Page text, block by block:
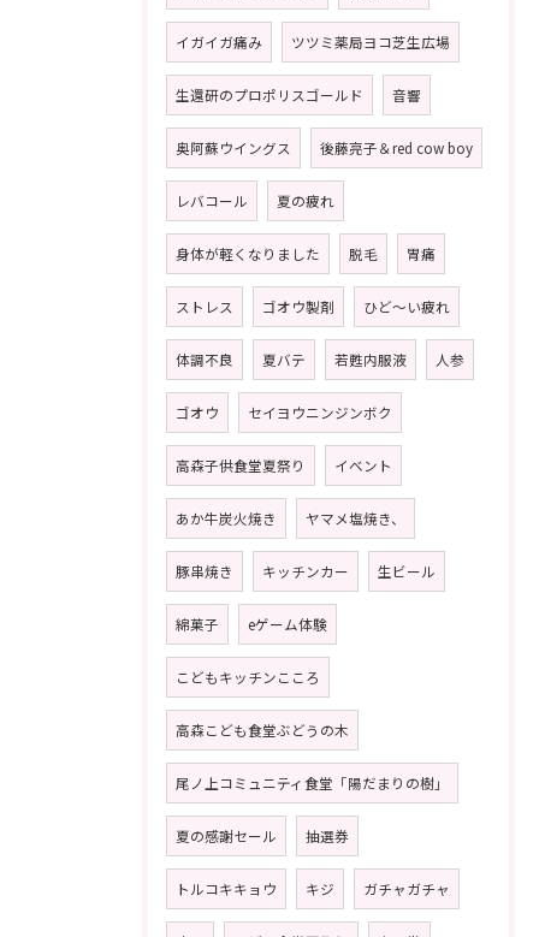
イガイガ痛み ツツミ薬局ヨコ芝生広場
生還研のプロポリスゴールド 音響
奥阿蘇ウイングス 後藤亮子＆red cow boy
レバコール 夏の疲れ
身体が軽くなりました 脱毛 胃痛
ストレス ゴオウ製剤 ひど〜い疲れ
体調不良 夏バテ 若甦内服液 人参
ゴオウ セイヨウニンジンボク
高森子供食堂夏祭り イベント
あか牛炭火焼き ヤマメ塩焼き、
豚串焼き キッチンカー 生ビール
綿菓子 eゲーム体験
こどもキッチンこころ
高森こども食堂ぶどうの木
尾ノ上コミュニティ食堂「陽だまりの樹」
夏の感謝セール 抽選券
トルコキキョウ キジ ガチャガチャ